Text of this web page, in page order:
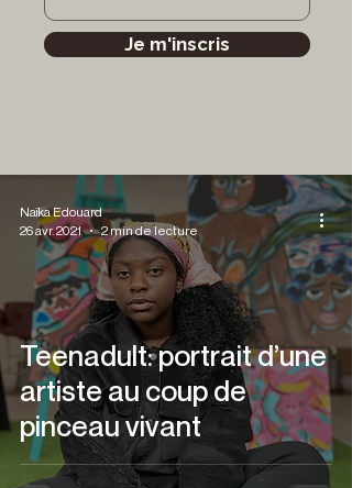
Je m'inscris
Teenadult: portrait d’une
artiste au coup de
pinceau vivant
Naïka Edouard
26 avr. 2021
2 min de lecture